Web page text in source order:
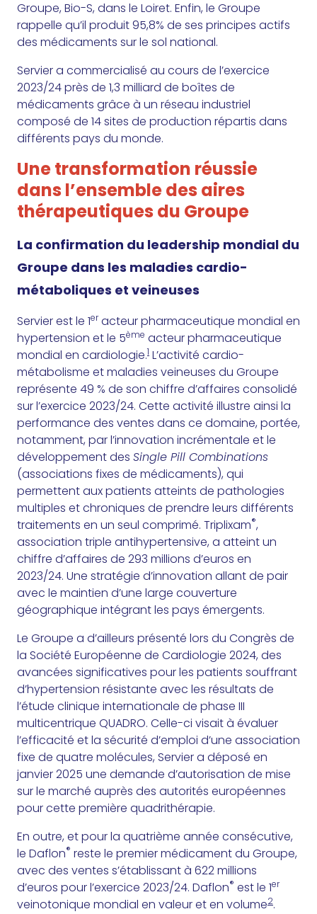
Groupe, Bio-S, dans le Loiret. Enfin, le Groupe
rappelle qu’il produit 95,8% de ses principes actifs
des médicaments sur le sol national.
Servier a commercialisé au cours de l’exercice
2023/24 près de 1,3 milliard de boîtes de
médicaments grâce à un réseau industriel
composé de 14 sites de production répartis dans
différents pays du monde.
Une transformation réussie
dans l’ensemble des aires
thérapeutiques du Groupe
La confirmation du leadership mondial du
Groupe dans les maladies cardio-
métaboliques et veineuses
Servier est le 1eracteur pharmaceutique mondial en
hypertension et le 5ème acteur pharmaceutique
mondial en cardiologie.1 L’activité cardio-
métabolisme et maladies veineuses du Groupe
représente 49 % de son chiffre d’affaires consolidé
sur l’exercice 2023/24. Cette activité illustre ainsi la
performance des ventes dans ce domaine, portée,
notamment, par l’innovation incrémentale et le
développement des Single Pill Combinations
(associations fixes de médicaments), qui
permettent aux patients atteints de pathologies
multiples et chroniques de prendre leurs différents
traitements en un seul comprimé. Triplixam®,
association triple antihypertensive, a atteint un
chiffre d’affaires de 293 millions d’euros en
2023/24. Une stratégie d’innovation allant de pair
avec le maintien d’une large couverture
géographique intégrant les pays émergents.
Le Groupe a d’ailleurs présenté lors du Congrès de
la Société Européenne de Cardiologie 2024, des
avancées significatives pour les patients souffrant
d’hypertension résistante avec les résultats de
l’étude clinique internationale de phase III
multicentrique QUADRO. Celle-ci visait à évaluer
l’efficacité et la sécurité d’emploi d’une association
fixe de quatre molécules, Servier a déposé en
janvier 2025 une demande d’autorisation de mise
sur le marché auprès des autorités européennes
pour cette première quadrithérapie.
En outre, et pour la quatrième année consécutive,
le Daflon® reste le premier médicament du Groupe,
avec des ventes s’établissant à 622 millions
d’euros pour l’exercice 2023/24. Daflon® est le 1er
veinotonique mondial en valeur et en volume2.